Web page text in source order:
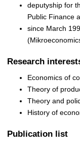
deputyship for
Public Finance
since March
Research
Economics of
Theory of
Theory and
History of
Publication list